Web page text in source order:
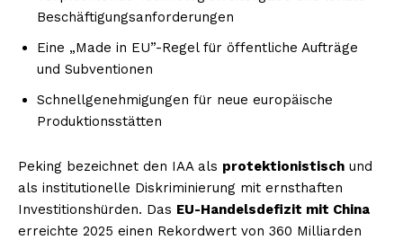
Beschäftigungsanforderungen
Eine „Made in EU”-Regel für öffentliche Aufträge
und Subventionen
Schnellgenehmigungen für neue europäische
Produktionsstätten
Peking bezeichnet den IAA als protektionistisch und
als institutionelle Diskriminierung mit ernsthaften
Investitionshürden. Das EU-Handelsdefizit mit China
erreichte 2025 einen Rekordwert von 360 Milliarden